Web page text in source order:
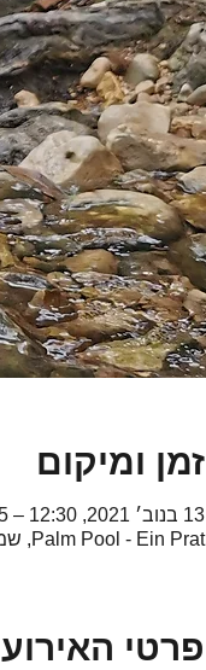
זמן ומיקום
13 בנוב׳ 2021, 12:30 – 14:15 GMT‎+2‎
Palm Pool - Ein Prat, שמורת נחל
פרטי האירוע